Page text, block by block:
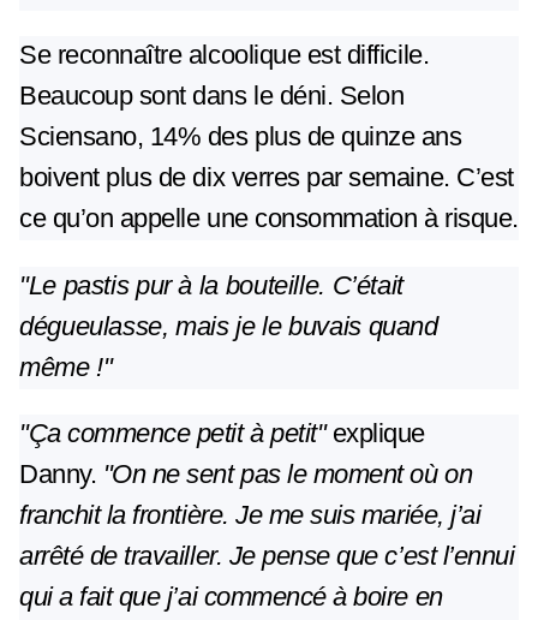
Se reconnaître alcoolique est difficile.
Beaucoup sont dans le déni. Selon
Sciensano, 14% des plus de quinze ans
boivent plus de dix verres par semaine. C’est
ce qu’on appelle une consommation à risque.
"Le pastis pur à la bouteille. C’était
dégueulasse, mais je le buvais quand
même !"
"Ça commence petit à petit" explique
Danny. "On ne sent pas le moment où on
franchit la frontière. Je me suis mariée, j’ai
arrêté de travailler. Je pense que c’est l’ennui
qui a fait que j’ai commencé à boire en